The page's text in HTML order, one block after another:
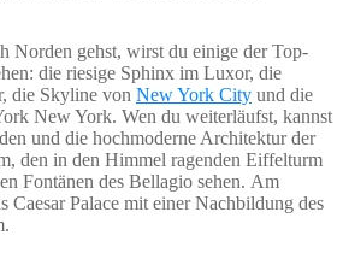
Norden gehst, wirst du einige der Top-
die riesige Sphinx im Luxor, die
die Skyline von New York City und die
New York. Wen du weiterläufst, kannst
und die hochmoderne Architektur der
den in den Himmel ragenden Eiffelturm
Fontänen des Bellagio sehen. Am
Caesar Palace mit einer Nachbildung des